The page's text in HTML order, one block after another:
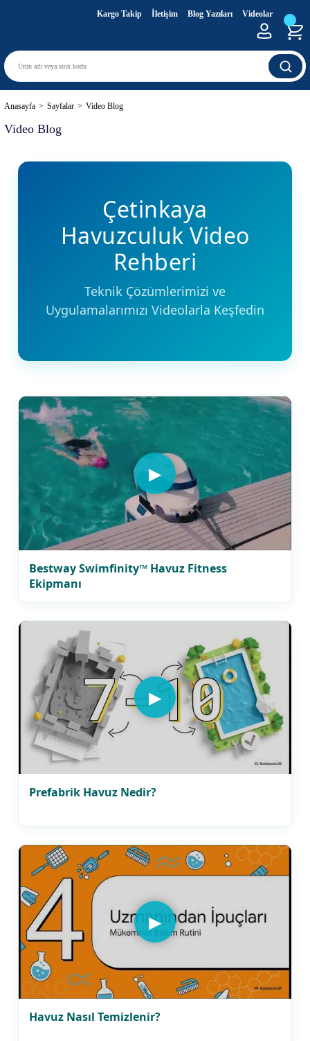
Kargo Takip İletişim Blog Yazıları Videolar
Anasayfa Sayfalar Video Blog
Video Blog
Çetinkaya
Havuzculuk Video
Rehberi
Teknik Çözümlerimizi ve
Uygulamalarımızı Videolarla Keşfedin
▶
Bestway Swimfinity™ Havuz Fitness
Ekipmanı
▶
Prefabrik Havuz Nedir?
▶
Havuz Nasıl Temizlenir?